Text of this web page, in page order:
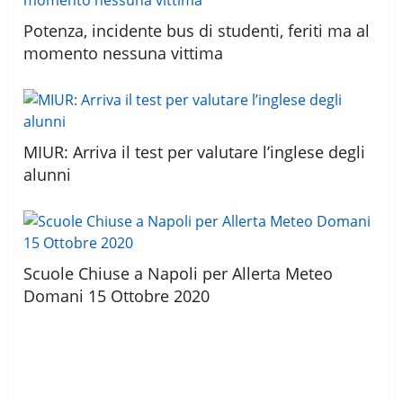
Potenza, incidente bus di studenti, feriti ma al
momento nessuna vittima
MIUR: Arriva il test per valutare l’inglese degli
alunni
Scuole Chiuse a Napoli per Allerta Meteo
Domani 15 Ottobre 2020